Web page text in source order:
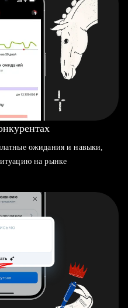
ожидания и навыки,
на рынке